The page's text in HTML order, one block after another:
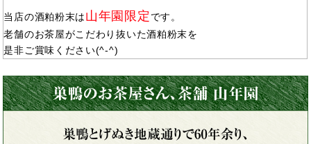
当店の酒粕粉末は山年園限定 です。
老舗のお茶屋がこだわり抜いた酒粕粉末を
是非ご賞味ください(^-^)